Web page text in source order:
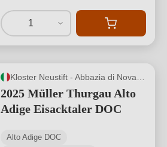
1
2025 Müller Thurgau Alto
Adige Eisacktaler DOC
Alto Adige DOC